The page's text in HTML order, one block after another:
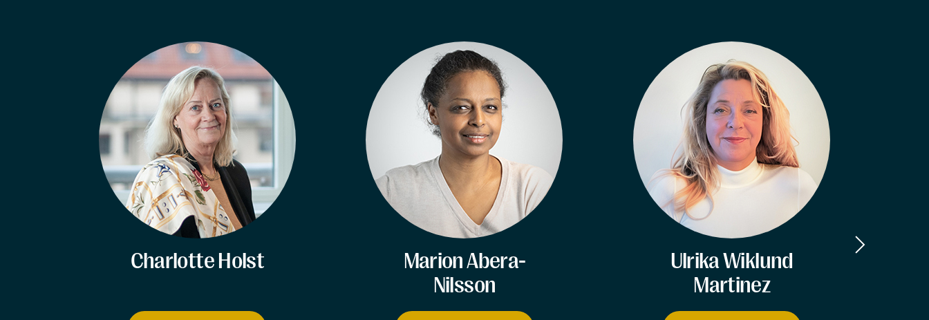
Charlotte Holst
Marion Abera-
Nilsson
Ulrika Wiklund
Martinez